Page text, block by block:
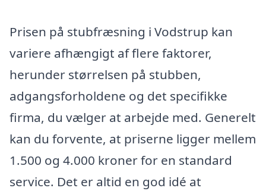
Prisen på stubfræsning i Vodstrup kan
variere afhængigt af flere faktorer,
herunder størrelsen på stubben,
adgangsforholdene og det specifikke
firma, du vælger at arbejde med. Generelt
kan du forvente, at priserne ligger mellem
1.500 og 4.000 kroner for en standard
service. Det er altid en god idé at